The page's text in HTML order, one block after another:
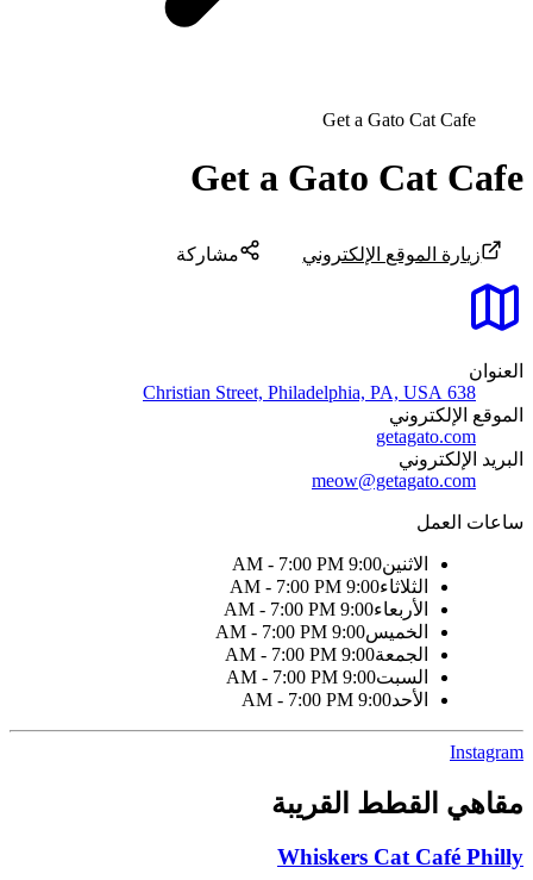
Get a Gato Cat Cafe
Get a Gato Cat Cafe
زيارة الموقع الإلكتروني مشاركة
العنوان
638 Christian Street, Philadelphia, PA, USA
الموقع الإلكتروني
getagato.com
البريد الإلكتروني
meow@getagato.com
ساعات العمل
الاثنين9:00 AM - 7:00 PM
الثلاثاء9:00 AM - 7:00 PM
الأربعاء9:00 AM - 7:00 PM
الخميس9:00 AM - 7:00 PM
الجمعة9:00 AM - 7:00 PM
السبت9:00 AM - 7:00 PM
الأحد9:00 AM - 7:00 PM
Instagram
مقاهي القطط القريبة
Whiskers Cat Café Philly